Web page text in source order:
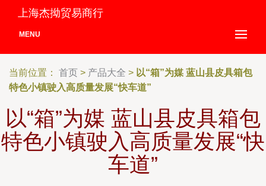
上海杰拗贸易商行
MENU
当前位置： 首页 > 产品大全 > 以“箱”为媒 蓝山县皮具箱包
特色小镇驶入高质量发展“快车道”
以“箱”为媒 蓝山县皮具箱包
特色小镇驶入高质量发展“快
车道”